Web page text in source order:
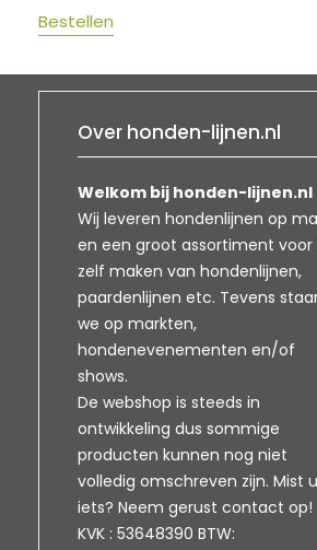
Bestellen
Over honden-lijnen.nl
Welkom bij honden-lijnen.nl
Wij leveren hondenlijnen op
en een groot assortiment voor
zelf maken van hondenlijnen,
paardenlijnen etc. Tevens
we op markten,
hondenevenementen en/of
shows.
De webshop is steeds in
ontwikkeling dus sommige
producten kunnen nog niet
volledig omschreven zijn. Mist u
iets? Neem gerust contact op!
KVK : 53648390 BTW: